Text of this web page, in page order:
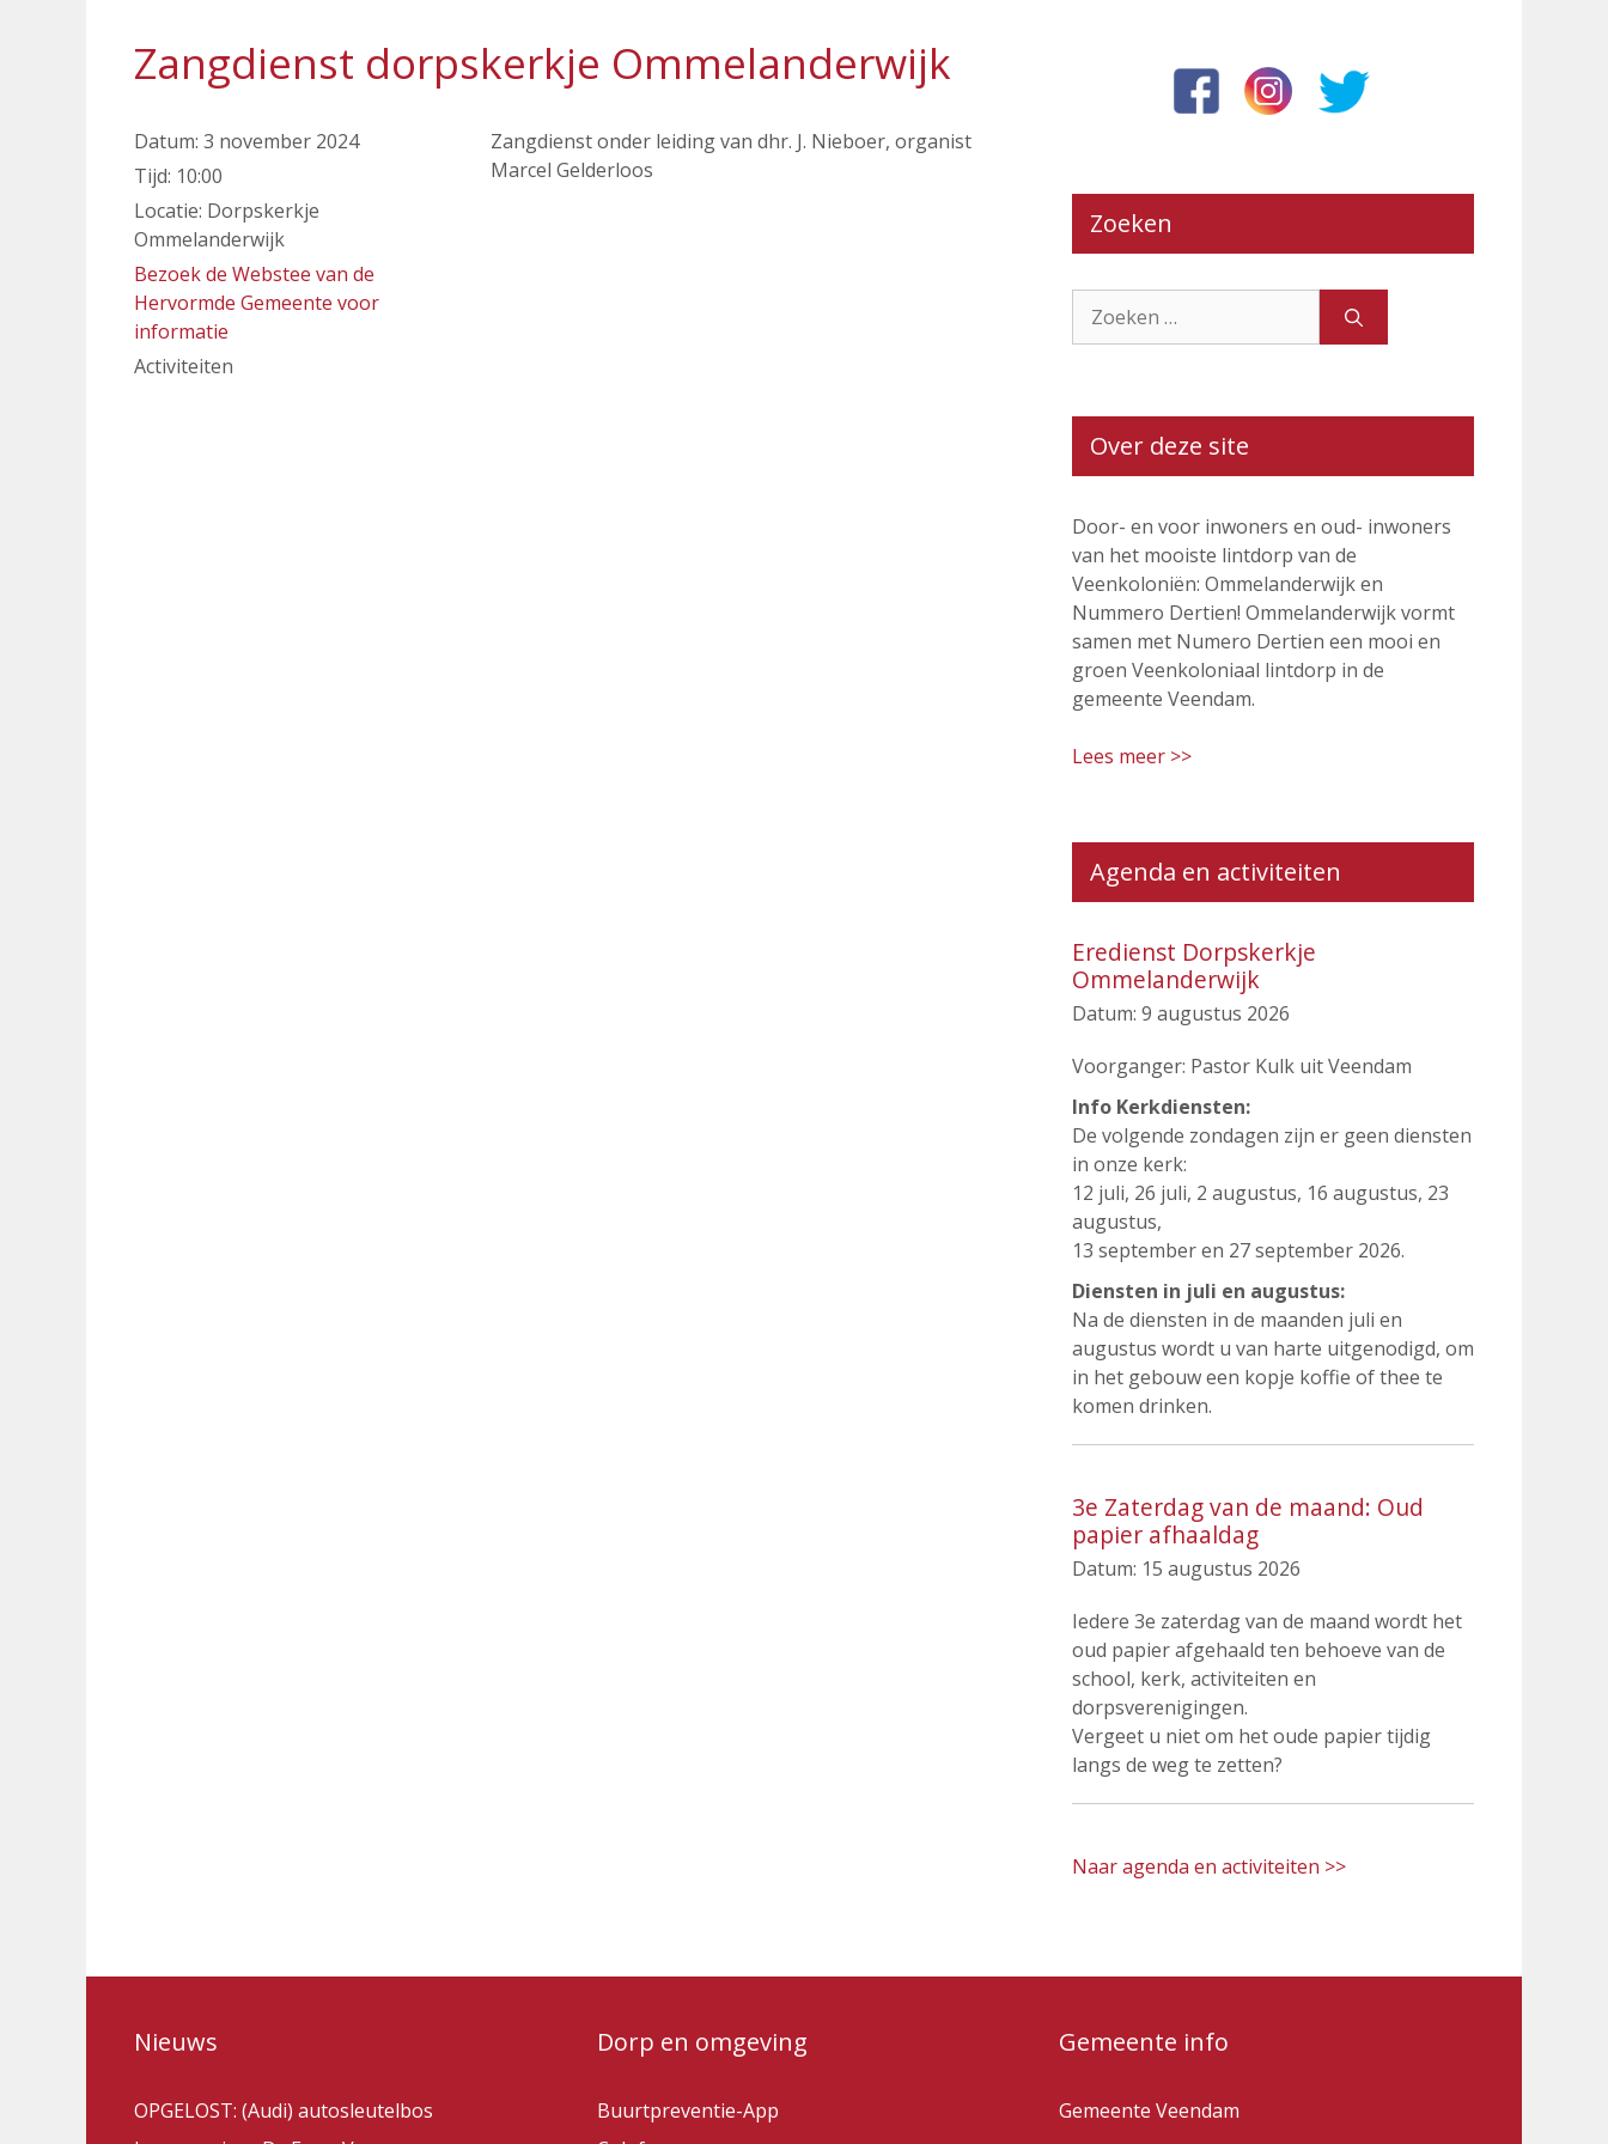
Zangdienst dorpskerkje Ommelanderwijk
Datum: 3 november 2024
Tijd: 10:00
Locatie: Dorpskerkje
Ommelanderwijk
Bezoek de Webstee van de
Hervormde Gemeente voor
informatie
Activiteiten
Zangdienst onder leiding van dhr. J. Nieboer, organist
Marcel Gelderloos
Zoeken
naar:
Over deze site
Door- en voor inwoners en oud- inwoners
van het mooiste lintdorp van de
Veenkoloniën: Ommelanderwijk en
Nummero Dertien! Ommelanderwijk vormt
samen met Numero Dertien een mooi en
groen Veenkoloniaal lintdorp in de
gemeente Veendam.
Lees meer >>
Agenda en activiteiten
Eredienst Dorpskerkje
Ommelanderwijk
Datum: 9 augustus 2026
Voorganger: Pastor Kulk uit Veendam
Info Kerkdiensten:
De volgende zondagen zijn er geen diensten
in onze kerk:
12 juli, 26 juli, 2 augustus, 16 augustus, 23
augustus,
13 september en 27 september 2026.
Diensten in juli en augustus:
Na de diensten in de maanden juli en
augustus wordt u van harte uitgenodigd, om
in het gebouw een kopje koffie of thee te
komen drinken.
3e Zaterdag van de maand: Oud
papier afhaaldag
Datum: 15 augustus 2026
Iedere 3e zaterdag van de maand wordt het
oud papier afgehaald ten behoeve van de
school, kerk, activiteiten en
dorpsverenigingen.
Vergeet u niet om het oude papier tijdig
langs de weg te zetten?
Naar agenda en activiteiten >>
Nieuws
OPGELOST: (Audi) autosleutelbos
Dorp en omgeving
Buurtpreventie-App
Gemeente info
Gemeente Veendam